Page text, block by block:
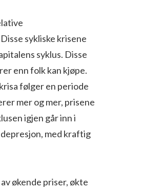
sykliske krisene
syklus. Disse
enn folk kan kjøpe.
følger en periode
mer og mer, prisene
igjen går inn i
med kraftig
økende priser, økte